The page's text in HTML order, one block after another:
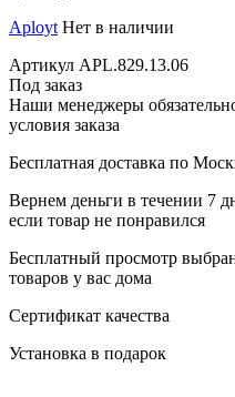
Aployt Нет в наличии
Артикул APL.829.13.06
Под заказ
Наши менеджеры
условия заказа
Бесплатная доставка по
Вернем деньги в течении 7
если товар не понравился
Бесплатный просмотр
товаров у вас дома
Сертификат качества
Установка в подарок